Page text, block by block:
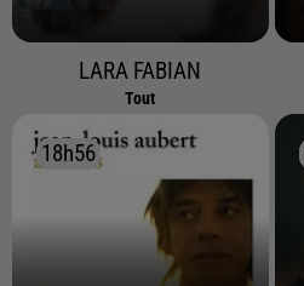
LARA FABIAN
Tout
18h56
18h56